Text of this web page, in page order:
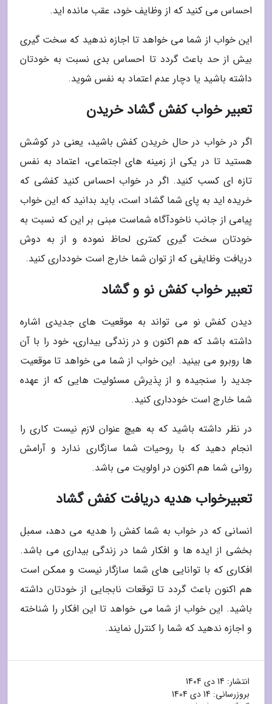
احساس می کنید که از وظایف خود، عقب مانده اید.
این خواب از شما می خواهد تا اجازه ندهید که سخت گیری
بیش از حد باعث گردد تا احساس بدی نسبت به خودتان
داشته باشید یا دچار عدم اعتماد به نفس شوید.
تعبیر خواب کفش گشاد خریدن
اگر در خواب در حال خریدن کفش باشید، یعنی در کوشش
هستید تا در یکی از زمینه های اجتماعی، اعتماد به نفس
تازه ای کسب کنید. اگر در خواب احساس کنید کفشی که
خریده اید به پای شما گشاد است، باید بدانید که این خواب
پیامی از جانب ناخودآگاه شماست مبنی بر این که نسبت به
خودتان سخت گیری کمتری لحاظ نموده و از به دوش
دریافت وظایفی که از توان شما خارج است خودداری کنید.
تعبیر خواب کفش نو و گشاد
دیدن کفش نو می تواند به موقعیت های جدیدی اشاره
داشته باشد که هم اکنون و در زندگی بیداری، خود را با آن
ها روبرو می بینید. این خواب از شما می خواهد تا موقعیت
جدید را سنجیده و از پذیرش مسئولیت هایی که از عهده
شما خارج است خودداری کنید.
در نظر داشته باشید که به هیچ عنوان لازم نیست کاری را
انجام دهید که با روحیات شما سازگاری ندارد و آرامش
روانی شما هم اکنون در اولویت می باشد.
تعبیرخواب هدیه دریافت کفش گشاد
انسانی که در خواب به شما کفش را هدیه می دهد، سمبل
بخشی از ایده ها و افکار شما در زندگی بیداری می باشد.
افکاری که با توانایی های شما سازگار نیست و ممکن است
هم اکنون باعث گردد تا توقعات نابجایی از خودتان داشته
باشید. این خواب از شما می خواهد تا این افکار را شناخته
و اجازه ندهید که شما را کنترل نمایند.
انتشار: 14 دی 1404
بروزرسانی: 14 دی 1404